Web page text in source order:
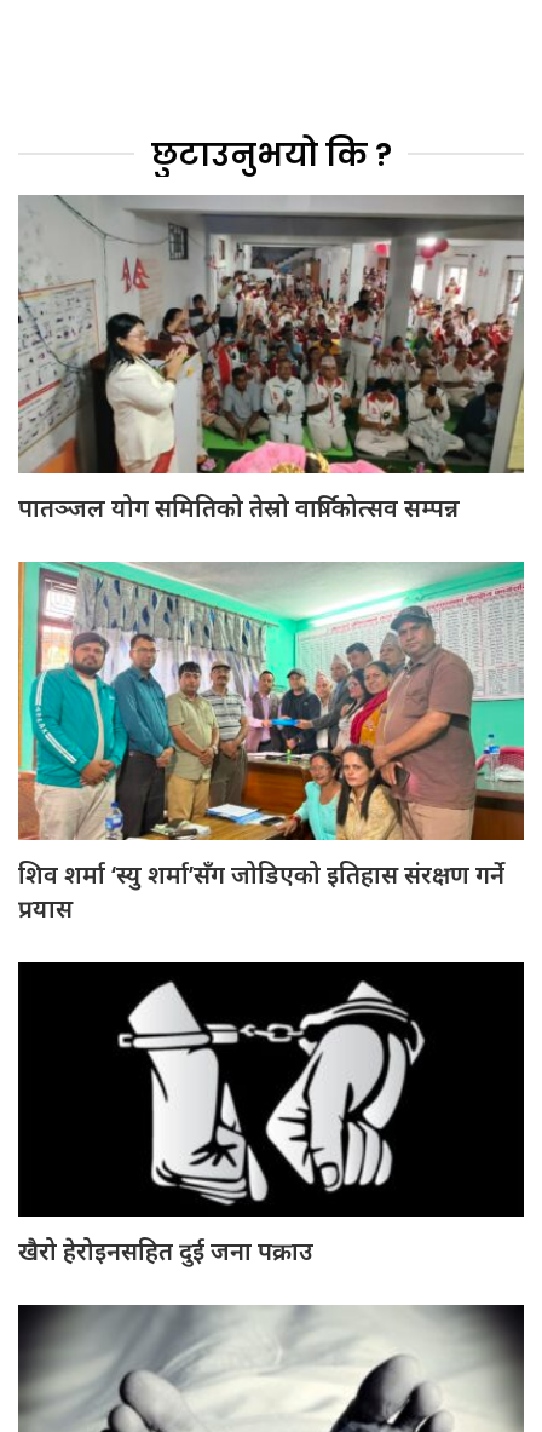
छुटाउनुभयो कि ?
पातञ्जल योग समितिको तेस्रो वार्षिकोत्सव सम्पन्न
शिव शर्मा ‘स्यु शर्मा’सँग जोडिएको इतिहास संरक्षण गर्ने
प्रयास
खैरो हेरोइनसहित दुई जना पक्राउ